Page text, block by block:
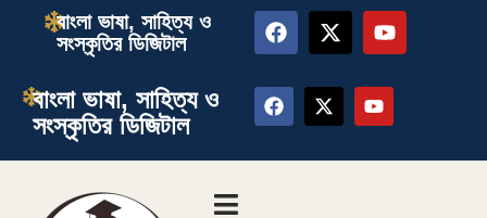
বাংলা ভাষা, সাহিত্য ও
সংস্কৃতির ডিজিটাল
বাংলা ভাষা, সাহিত্য ও
সংস্কৃতির ডিজিটাল